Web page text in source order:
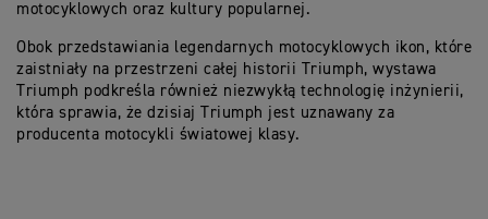
motocyklowych oraz kultury popularnej.
Obok przedstawiania legendarnych motocyklowych ikon, które
zaistniały na przestrzeni całej historii Triumph, wystawa
Triumph podkreśla również niezwykłą technologię inżynierii,
która sprawia, że dzisiaj Triumph jest uznawany za
producenta motocykli światowej klasy.